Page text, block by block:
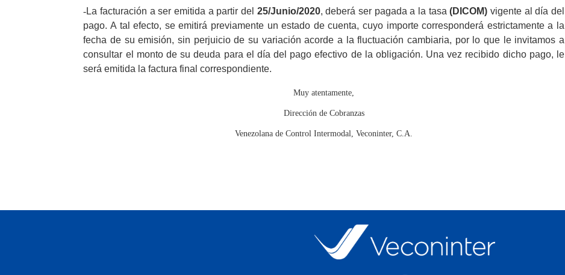
-La facturación a ser emitida a partir del 25/Junio/2020, deberá ser pagada a la tasa(DICOM) vigente al día del
pago. A tal efecto, se emitirá previamente un estado de cuenta, cuyo importe corresponderá estrictamente a la
fecha de su emisión, sin perjuicio de su variación acorde a la fluctuación cambiaria, por lo que le invitamos a
consultar el monto de su deuda para el día del pago efectivo de la obligación. Una vez recibido dicho pago, le
será emitida la factura final correspondiente.
Muy atentamente,
Dirección de Cobranzas
Venezolana de Control Intermodal, Veconinter, C.A.